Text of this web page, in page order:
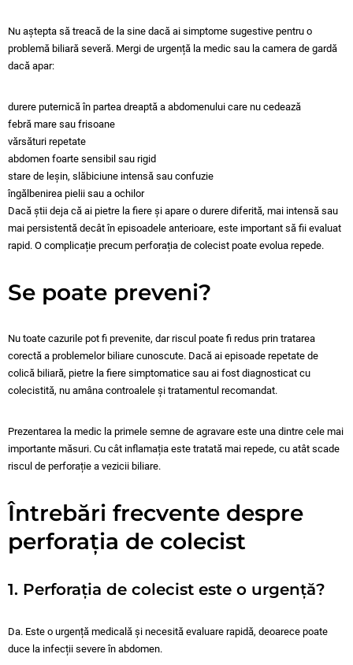
Nu aștepta să treacă de la sine dacă ai simptome sugestive pentru o
problemă biliară severă. Mergi de urgență la medic sau la camera de gardă
dacă apar:
durere puternică în partea dreaptă a abdomenului care nu cedează
febră mare sau frisoane
vărsături repetate
abdomen foarte sensibil sau rigid
stare de leșin, slăbiciune intensă sau confuzie
îngălbenirea pielii sau a ochilor
Dacă știi deja că ai pietre la fiere și apare o durere diferită, mai intensă sau
mai persistentă decât în episoadele anterioare, este important să fii evaluat
rapid. O complicație precum perforația de colecist poate evolua repede.
Se poate preveni?
Nu toate cazurile pot fi prevenite, dar riscul poate fi redus prin tratarea
corectă a problemelor biliare cunoscute. Dacă ai episoade repetate de
colică biliară, pietre la fiere simptomatice sau ai fost diagnosticat cu
colecistită, nu amâna controalele și tratamentul recomandat.
Prezentarea la medic la primele semne de agravare este una dintre cele mai
importante măsuri. Cu cât inflamația este tratată mai repede, cu atât scade
riscul de perforație a vezicii biliare.
Întrebări frecvente despre
perforația de colecist
1. Perforația de colecist este o urgență?
Da. Este o urgență medicală și necesită evaluare rapidă, deoarece poate
duce la infecții severe în abdomen.